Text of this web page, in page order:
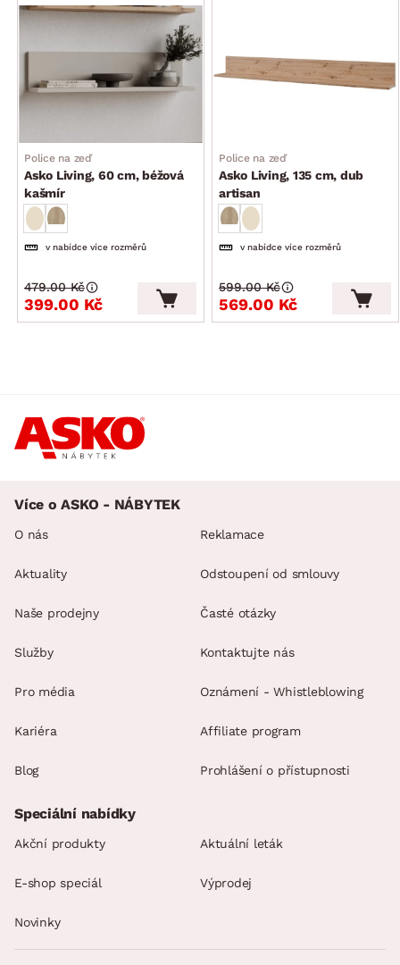
Police na zeď
Asko Living, 60 cm, béžová
kašmír
v nabídce více rozměrů
399.00 Kč
479.00 Kč
Police na zeď
Asko Living, 135 cm, dub
artisan
v nabídce více rozměrů
569.00 Kč
599.00 Kč
Více o ASKO - NÁBYTEK
O nás
Aktuality
Naše prodejny
Služby
Pro média
Kariéra
Blog
Reklamace
Odstoupení od smlouvy
Časté otázky
Kontaktujte nás
Oznámení - Whistleblowing
Affiliate program
Prohlášení o přístupnosti
Speciální nabídky
Akční produkty Aktuální leták
E-shop speciál Výprodej
Novinky